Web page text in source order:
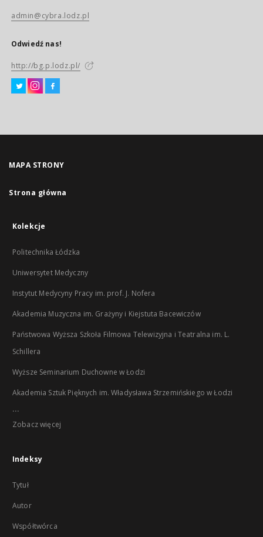
admin@cybra.lodz.pl
Odwiedź nas!
http://bg.p.lodz.pl/
MAPA STRONY
Strona główna
Kolekcje
Politechnika Łódzka
Uniwersytet Medyczny
Instytut Medycyny Pracy im. prof. J. Nofera
Akademia Muzyczna im. Grażyny i Kiejstuta Bacewiczów
Państwowa Wyższa Szkoła Filmowa Telewizyjna i Teatralna im. L.
Schillera
Wyższe Seminarium Duchowne w Łodzi
Akademia Sztuk Pięknych im. Władysława Strzemińskiego w Łodzi
...
Zobacz więcej
Indeksy
Tytuł
Autor
Współtwórca